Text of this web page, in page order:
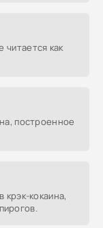
как
построенное
крэк-кокаина,